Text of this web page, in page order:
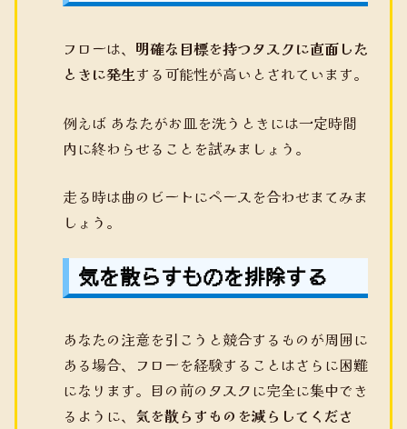
フローは、 明確な目標を持つタスクに直面した
ときに発生する可能性が高いとされています。
例えば あなたがお皿を洗うときには一定時間
内に終わらせることを試みましょう。
走る時は曲のビートにペースを合わせまてみま
しょう。
気を散らすものを排除する
あなたの注意を引こうと競合するものが周囲に
ある場合、フローを経験することはさらに困難
になります。目の前のタスクに完全に集中でき
るように、 気を散らすものを減らしてくださ